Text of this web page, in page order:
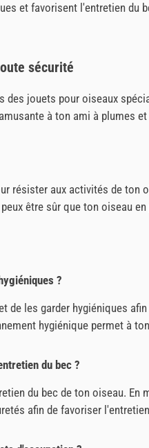
et favorisent l'entretien
sécurité
jouets pour oiseaux
à ton ami à plumes
résister aux activités de
être sûr que ton oiseau
?
les garder hygiéniques
hygiénique permet à
du bec ?
du bec de ton oiseau.
afin de favoriser